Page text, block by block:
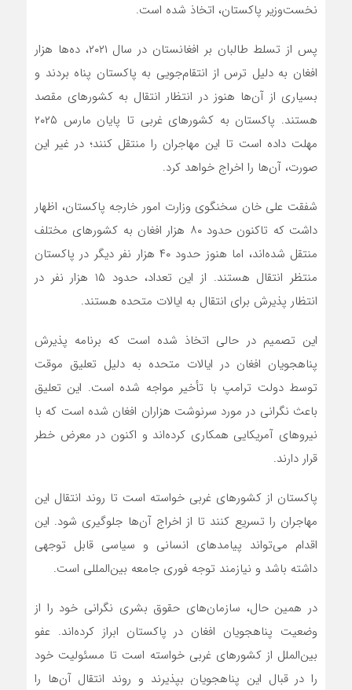
نخست‌وزیر پاکستان، اتخاذ شده است.
پس از تسلط طالبان بر افغانستان در سال ۲۰۲۱، ده‌ها هزار
افغان به دلیل ترس از انتقام‌جویی به پاکستان پناه بردند و
بسیاری از آن‌ها هنوز در انتظار انتقال به کشورهای مقصد
هستند. پاکستان به کشورهای غربی تا پایان مارس ۲۰۲۵
مهلت داده است تا این مهاجران را منتقل کنند؛ در غیر این
صورت، آن‌ها را اخراج خواهد کرد.
شفقت علی خان سخنگوی وزارت امور خارجه پاکستان، اظهار
داشت که تاکنون حدود ۸۰ هزار افغان به کشورهای مختلف
منتقل شده‌اند، اما هنوز حدود ۴۰ هزار نفر دیگر در پاکستان
منتظر انتقال هستند. از این تعداد، حدود ۱۵ هزار نفر در
انتظار پذیرش برای انتقال به ایالات متحده هستند.
این تصمیم در حالی اتخاذ شده است که برنامه پذیرش
پناهجویان افغان در ایالات متحده به دلیل تعلیق موقت
توسط دولت ترامپ با تأخیر مواجه شده است. این تعلیق
باعث نگرانی در مورد سرنوشت هزاران افغان شده است که با
نیروهای آمریکایی همکاری کرده‌اند و اکنون در معرض خطر
قرار دارند.
پاکستان از کشورهای غربی خواسته است تا روند انتقال این
مهاجران را تسریع کنند تا از اخراج آن‌ها جلوگیری شود. این
اقدام می‌تواند پیامدهای انسانی و سیاسی قابل توجهی
داشته باشد و نیازمند توجه فوری جامعه بین‌المللی است.
در همین حال، سازمان‌های حقوق بشری نگرانی خود را از
وضعیت پناهجویان افغان در پاکستان ابراز کرده‌اند. عفو
بین‌الملل از کشورهای غربی خواسته است تا مسئولیت خود
را در قبال این پناهجویان بپذیرند و روند انتقال آن‌ها را